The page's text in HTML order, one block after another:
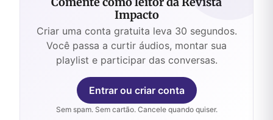
Impacto
Criar uma conta gratuita leva 30 segundos.
Você passa a curtir áudios, montar sua
playlist e participar das conversas.
Entrar ou criar conta
Sem spam. Sem cartão. Cancele quando quiser.